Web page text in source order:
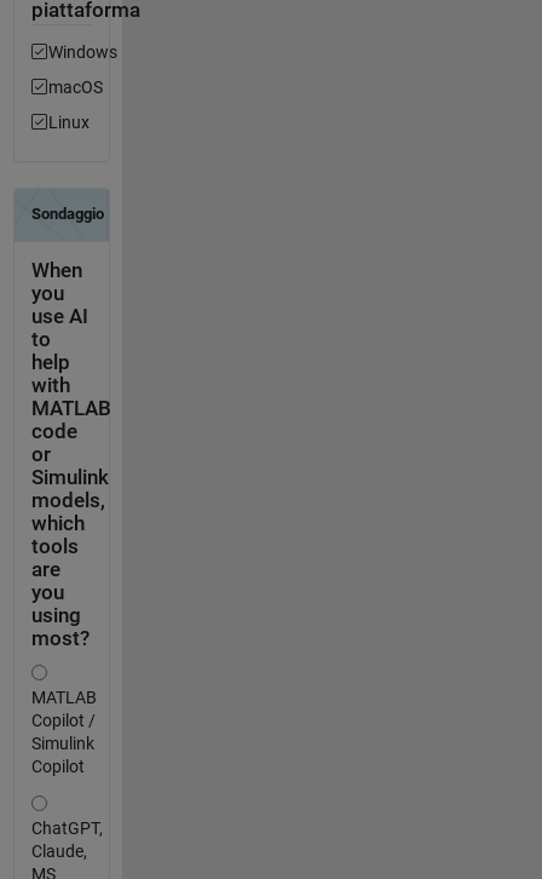
piattaforma
Windows
macOS
Linux